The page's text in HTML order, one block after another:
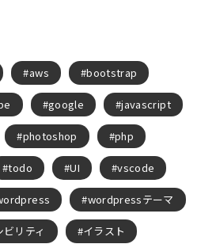
aws bootstrap
google javascript
photoshop php
todo UI vscode
wordpressテーマ
リティ イラスト